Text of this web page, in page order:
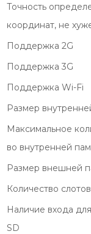
Точность
координат, не
Поддержка 2G
Поддержка 3G
Поддержка Wi-Fi
Размер
Максимальное
во внутренней
Размер внешней
Количество
Наличие входа
SD